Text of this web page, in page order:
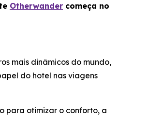
Otherwander começa no
mais dinâmicos do mundo,
do hotel nas viagens
para otimizar o conforto, a